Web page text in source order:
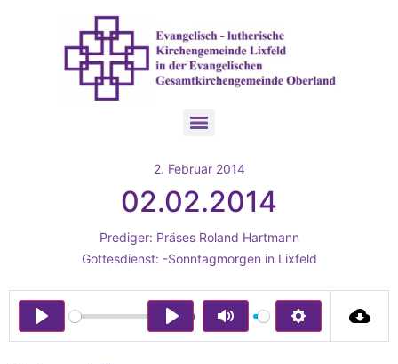
2. Februar 2014
02.02.2014
Prediger: Präses Roland Hartmann
Gottesdienst: -Sonntagmorgen in Lixfeld
Play
00:00
Mute Settings
Play